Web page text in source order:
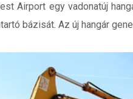
Airport egy vadonatúj
bázisát. Az új hangár